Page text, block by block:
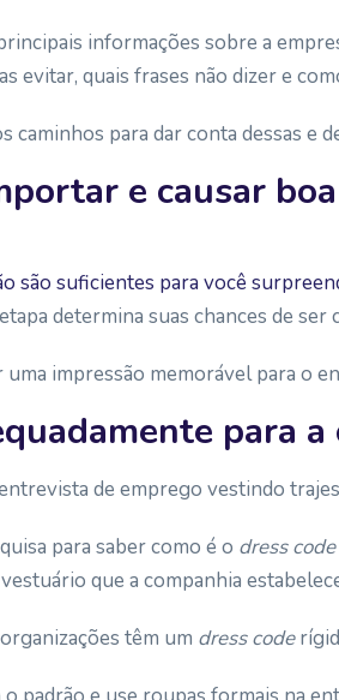
informações sobre a
evitar, quais frases não dizer e
caminhos para dar conta dessas e
e causar
são suficientes para você
determina suas chances de ser
impressão memorável para o
para a
de emprego vestindo
para saber como é o dress code
que a companhia
têm um dress code